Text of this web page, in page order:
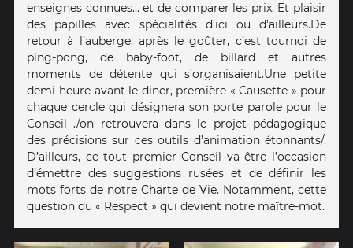
enseignes connues… et de comparer les prix. Et plaisir
des papilles avec spécialités d’ici ou d’ailleurs. De
retour à l’auberge, après le goûter, c’est tournoi de
ping-pong, de baby-foot, de billard et autres
moments de détente qui s’organisaient. Une petite
demi-heure avant le diner, première « Causette » pour
chaque cercle qui désignera son porte parole pour le
Conseil ./on retrouvera dans le projet pédagogique
des précisions sur ces outils d’animation étonnants/.
D’ailleurs, ce tout premier Conseil va être l’occasion
d’émettre des suggestions rusées et de définir les
mots forts de notre Charte de Vie. Notamment, cette
question du « Respect » qui devient notre maître-mot.